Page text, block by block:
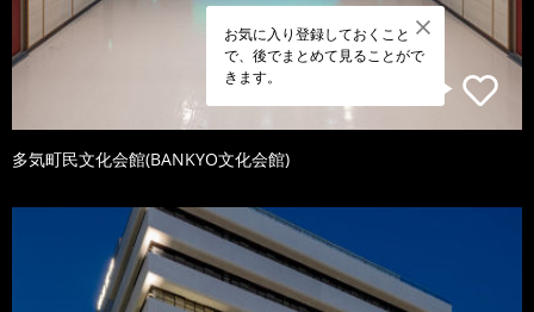
お気に入り登録しておくこと
で、後でまとめて見ることがで
きます。
多気町民文化会館(BANKYO文化会館)